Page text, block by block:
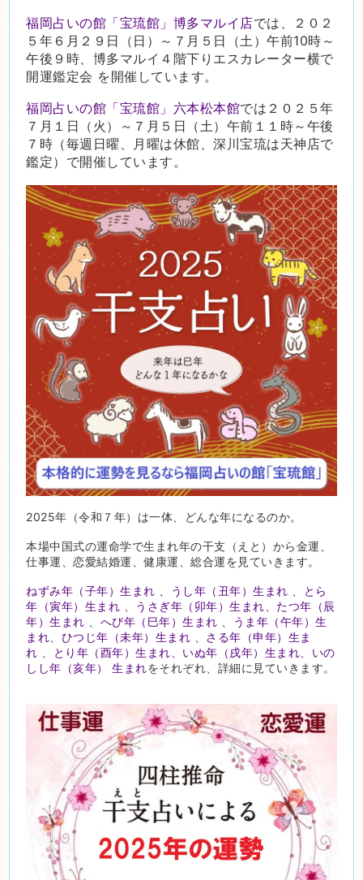
福岡占いの館「宝琉館」博多マルイ店では、２０２
５年６月２９日（日）～７月５日（土）午前10時～
午後９時、博多マルイ４階下りエスカレーター横で
開運鑑定会 を開催しています。
福岡占いの館「宝琉館」六本松本館では２０２５年
７月１日（火）～７月５日（土）午前１１時～午後
７時（毎週日曜、月曜は休館、深川宝琉は天神店で
鑑定）で開催しています。
2025年（令和７年）は一体、どんな年になるのか。
本場中国式の運命学で生まれ年の干支（えと）から金運、
仕事運、恋愛結婚運、健康運、総合運を見ていきます。
ねずみ年（子年）生まれ うし年（丑年）生まれ
とら
年（寅年）生まれ
うさぎ年（卯年）生まれ
たつ年（辰
年）生まれ
へび年（巳年）生まれ
うま年（午年）生
まれ
ひつじ年（未年）生まれ
さる年（申年）生ま
れ
とり年（酉年）生まれ いぬ年（戌年）生まれ
いの
しし年（亥年） 生まれをそれぞれ、詳細に見ていきます。